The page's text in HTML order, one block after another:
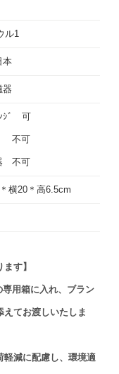
ル1
本
器
ｼﾞ 可
不可
不可
20＊高6.5cm
す】
用箱に入れ、ブラン
えてお渡しいたしま
軽減に配慮し、環境適